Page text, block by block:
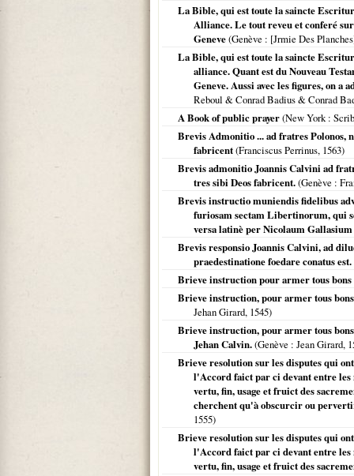
La Bible, qui est toute la saincte
Alliance. Le tout reveu et conferé
Geneve(Genève : [Jrmie Des
La Bible, qui est toute la saincte
alliance. Quant est du Nouveau
Geneve. Aussi avec les figures, on a
Reboul & Conrad Badius & Conrad
A Book of public prayer(New York:
Brevis Admonitio ... ad fratres Polonos,
fabricent(Franciscus Perrinus, 1563)
Brevis admonitio Joannis Calvini ad
tres sibi Deos fabricent.(Genève :
Brevis instructio muniendis fidelibus
furiosam sectam Libertinorum, qui
versa latinè per Nicolaum Gallasium
Brevis responsio Joannis Calvini, ad
praedestinatione foedare conatus est.
Brieve instruction pour armer tous bons
Brieve instruction, pour armer tous
Jehan Girard, 1545)
Brieve instruction, pour armer tous
Jehan Calvin.(Genève : Jean Girard,
Brieve resolution sur les disputes qui
l'Accord faict par ci devant entre les
vertu, fin, usage et fruict des
cherchent qu'à obscurcir ou
1555)
Brieve resolution sur les disputes qui
l'Accord faict par ci devant entre les
vertu, fin, usage et fruict des